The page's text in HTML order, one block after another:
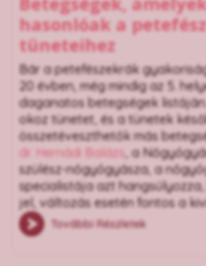
hasonlóak a
tüneteihez
Bár a petefészekrák
20 évben, még mindig az 5.
daganatos betegségek
okoz tünetet, és a tünetek
összetéveszthetők más
dr. Hernádi Balázs, a
szülész-nőgyógyásza, a
specialistája azt
jel, változás esetén fontos a
További Részletek